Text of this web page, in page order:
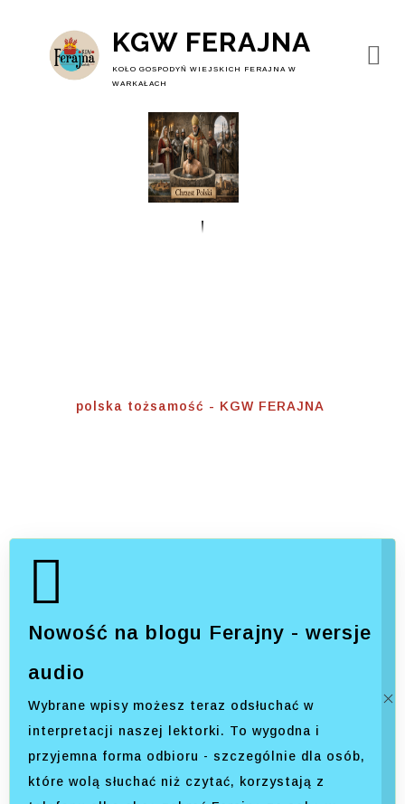
KGW FERAJNA
KOŁO GOSPODYŃ WIEJSKICH FERAJNA W
WARKAŁACH
polska tożsamość - KGW FERAJNA
Nowość na blogu Ferajny - wersje
audio
Wybrane wpisy możesz teraz odsłuchać w
interpretacji naszej lektorki. To wygodna i
przyjemna forma odbioru - szczególnie dla osób,
które wolą słuchać niż czytać, korzystają z